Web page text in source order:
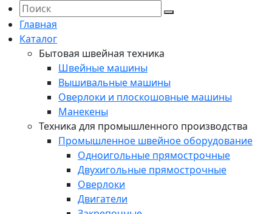
Главная
Каталог
Бытовая швейная техника
Швейные машины
Вышивальные машины
Оверлоки и плоскошовные машины
Манекены
Техника для промышленного производства
Промышленное швейное оборудование
Одноигольные прямострочные
Двухигольные прямострочные
Оверлоки
Двигатели